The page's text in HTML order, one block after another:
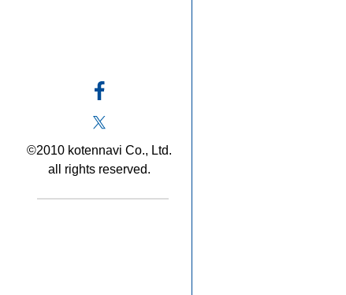
©2010 kotennavi Co., Ltd.
all rights reserved.